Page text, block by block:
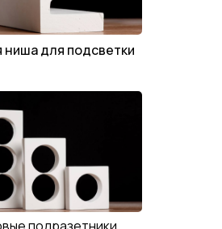
ниша для подсветки